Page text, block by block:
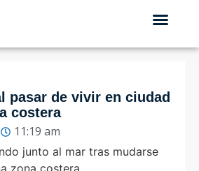
pasar de vivir en ciudad
costera
11:19 am